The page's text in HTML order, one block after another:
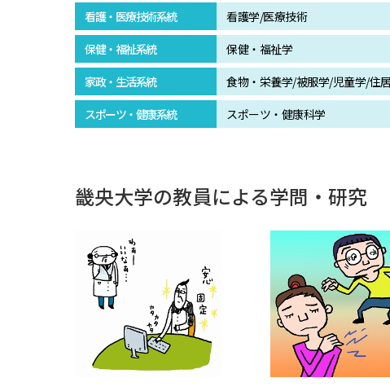
看護・医療技術系統
看護学/医療技術
保健・福祉系統
保健・福祉学
家政・生活系統
食物・栄養学/被服学/児童学/住
スポーツ・健康系統
スポーツ・健康科学
畿央大学の教員による学問・研究